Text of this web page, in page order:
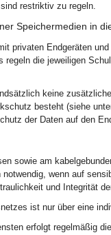
restriktiv zu regeln.
Speichermedien in
privaten Endgeräten
regeln die jeweiligen
keine
besteht (siehe
der Daten auf den
sowie am
wenn auf
und Integrität
ist nur über eine
erfolgt regelmäßig